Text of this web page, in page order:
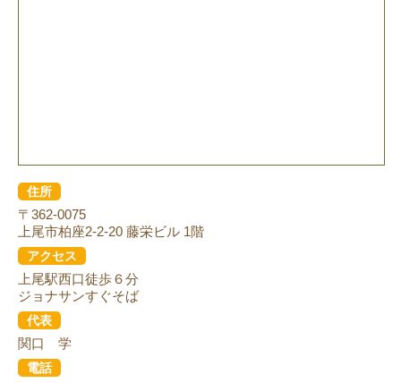
住所
〒362-0075
上尾市柏座2-2-20 藤栄ビル 1階
アクセス
上尾駅西口徒歩６分
ジョナサンすぐそば
代表
関口 学
電話